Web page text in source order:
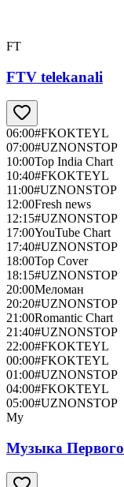
FT
FTV telekanali
06:00#FKOKTEYL
07:00#UZNONSTOP
10:00Top India Chart
10:40#FKOKTEYL
11:00#UZNONSTOP
12:00Fresh news
12:15#UZNONSTOP
17:00YouTube Chart
17:40#UZNONSTOP
18:00Top Cover
18:15#UZNONSTOP
20:00Меломан
20:20#UZNONSTOP
21:00Romantic Chart
21:40#UZNONSTOP
22:00#FKOKTEYL
00:00#FKOKTEYL
01:00#UZNONSTOP
04:00#FKOKTEYL
05:00#UZNONSTOP
Му
Музыка Первого